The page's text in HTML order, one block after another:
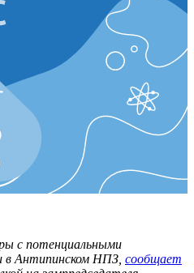
с потенциальными
в Антипинском НПЗ, сообщает